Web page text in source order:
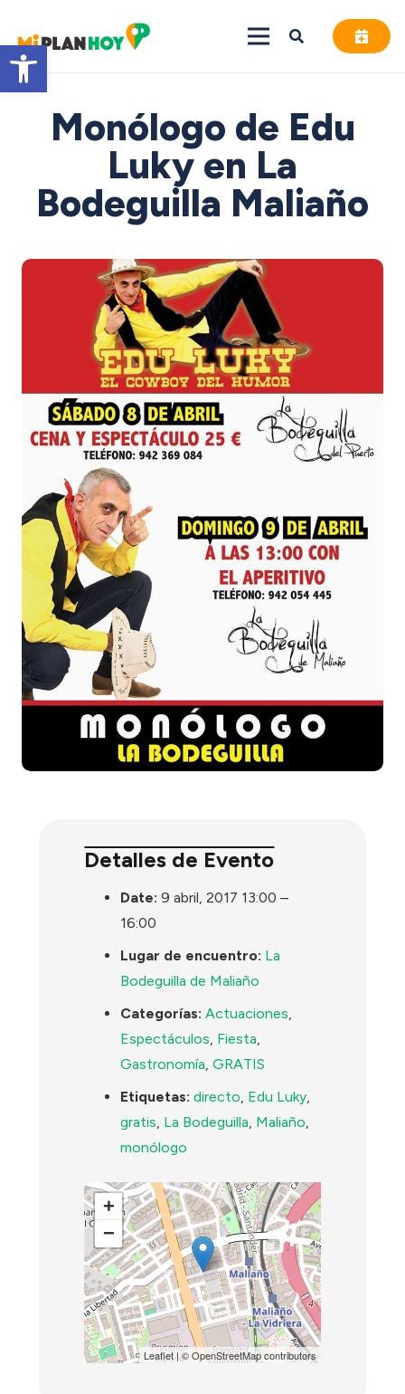
Abrir barra de herramientas
Monólogo de Edu
Luky en La
Bodeguilla Maliaño
Detalles de Evento
Date: 9 abril, 2017 13:00 –
16:00
Lugar de encuentro: La
Bodeguilla de Maliaño
Categorías: Actuaciones,
Espectáculos, Fiesta,
Gastronomía,GRATIS
Etiquetas: directo, Edu Luky,
gratis, La Bodeguilla, Maliaño,
monólogo
+
−
Leaflet| ©OpenStreetMapcontributors